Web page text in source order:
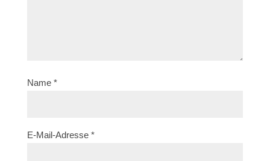
Name *
E-Mail-Adresse *